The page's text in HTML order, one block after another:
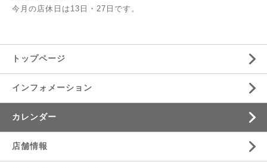
今月の店休日は13日・27日です。
トップページ
インフォメーション
カレンダー
店舗情報